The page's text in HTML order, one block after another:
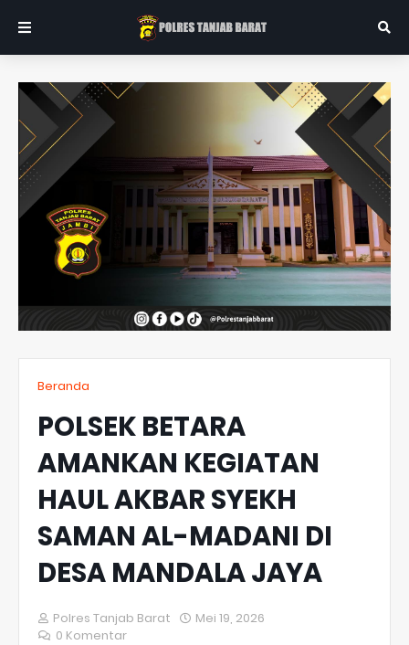
Beranda
POLSEK BETARA
AMANKAN KEGIATAN
HAUL AKBAR SYEKH
SAMAN AL-MADANI DI
DESA MANDALA JAYA
Polres Tanjab Barat
Mei 19, 2026
0 Komentar